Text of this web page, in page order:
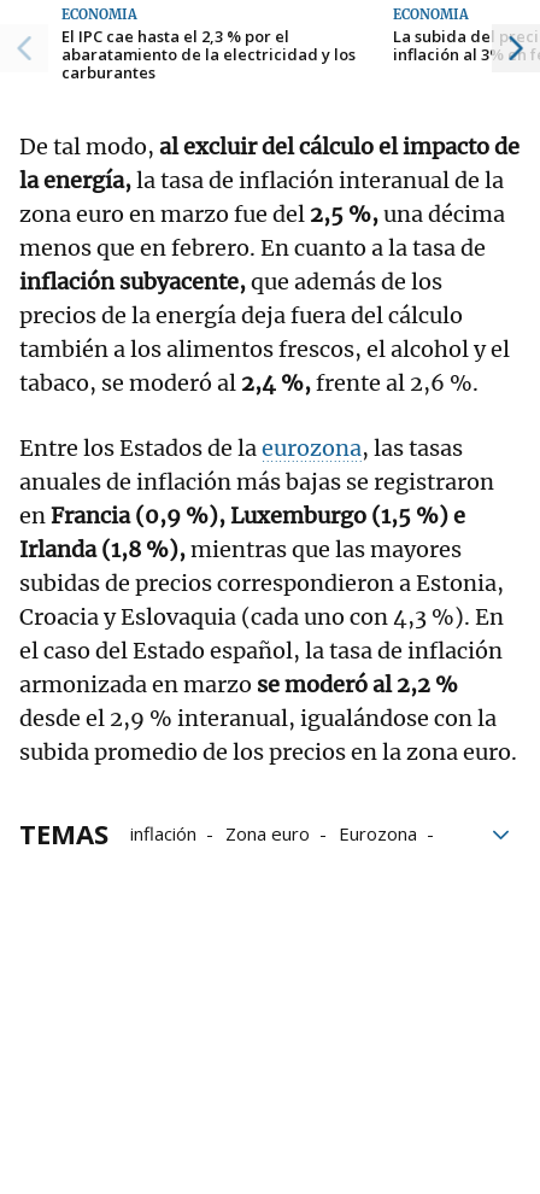
ECONOMÍA
El IPC cae hasta el 2,3 % por el
abaratamiento de la electricidad y los
carburantes
ECONOMÍA
La subida del
inflación al 3% en
De tal modo, al excluir del cálculo el impacto de
la energía,la tasa de inflación interanual de la
zona euro en marzo fue del 2,5 %,una décima
menos que en febrero. En cuanto a la tasa de
inflación subyacente,que además de los
precios de la energía deja fuera del cálculo
también a los alimentos frescos, el alcohol y el
tabaco, se moderó al 2,4 %,frente al 2,6 %.
Entre los Estados de laeurozona, las tasas
anuales de inflación más bajas se registraron
enFrancia (0,9 %), Luxemburgo (1,5 %) e
Irlanda (1,8 %),mientras que las mayores
subidas de precios correspondieron a Estonia,
Croacia y Eslovaquia (cada uno con 4,3 %). En
el caso del Estado español, la tasa de inflación
armonizada en marzo se moderó al 2,2 %
desde el 2,9 % interanual, igualándose con la
subida promedio de los precios en la zona euro.
TEMAS inflación Zona euro
Eurozona